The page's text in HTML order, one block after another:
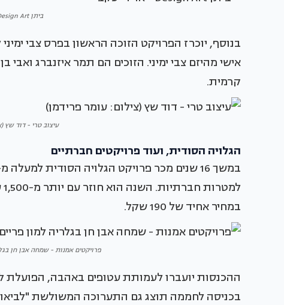
ביתן Design Art - אדיר יעקבי
קרמית.
עיצוב טרי - דוד שץ
הגלויה הסודית, ועוד פרויקטים חברתיים
במחיר אחיד של 190 שקל.
פרויקטים אמנות - שמחה אבן חן
בכניסה לחממה תוצג גם התערוכה המשולשת